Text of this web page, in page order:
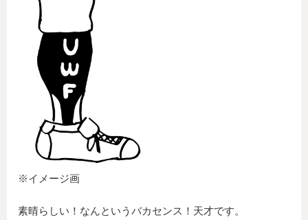
※イメージ画
素晴らしい！なんというバカセンス！天才です。